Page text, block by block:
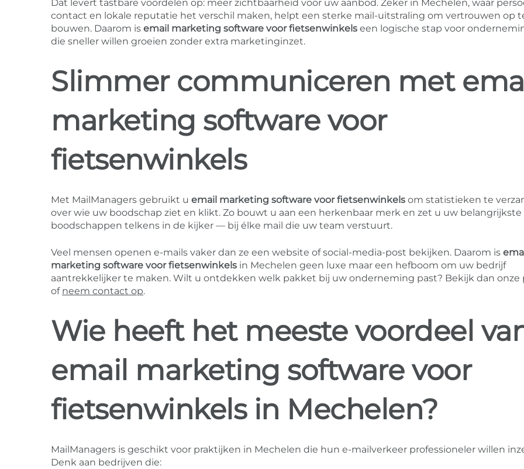
Dat levert tastbare voordelen op: meer zichtbaarheid voor uw aanbod. Zeker in Mechelen, waar
contact en lokale reputatie het verschil maken, helpt een sterke mail-uitstraling om vertrouwen op
bouwen. Daarom is email marketing software voor fietsenwinkels een logische stap voor
die sneller willen groeien zonder extra marketinginzet.
Slimmer communiceren met
marketing software voor
fietsenwinkels
Met MailManagers gebruikt u email marketing software voor fietsenwinkels om statistieken te
over wie uw boodschap ziet en klikt. Zo bouwt u aan een herkenbaar merk en zet u uw belangrijkste
boodschappen telkens in de kijker — bij élke mail die uw team verstuurt.
Veel mensen openen e-mails vaker dan ze een website of social-media-post bekijken. Daarom is
marketing software voor fietsenwinkels in Mechelen geen luxe maar een hefboom om uw bedrijf
aantrekkelijker te maken. Wilt u ontdekken welk pakket bij uw onderneming past? Bekijk dan onze
of neem contact op.
Wie heeft het meeste voordeel
email marketing software voor
fietsenwinkels in Mechelen?
MailManagers is geschikt voor praktijken in Mechelen die hun e-mailverkeer professioneler willen
Denk aan bedrijven die: